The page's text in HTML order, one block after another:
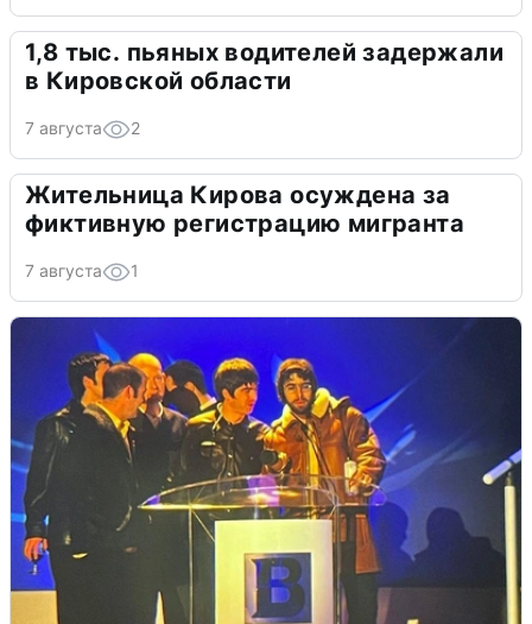
1,8 тыс. пьяных водителей задержали
в Кировской области
7 августа 2
Жительница Кирова осуждена за
фиктивную регистрацию мигранта
7 августа 1